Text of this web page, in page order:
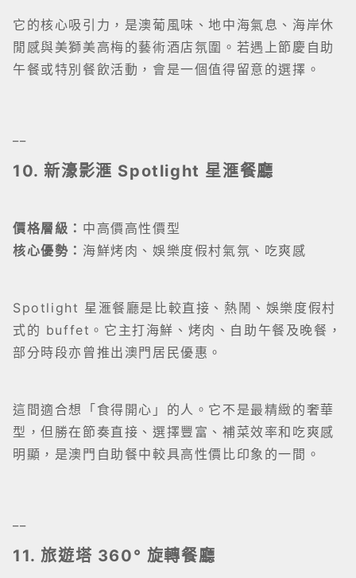
它的核心吸引力，是澳葡風味、地中海氣息、海岸休
閒感與美獅美高梅的藝術酒店氛圍。若遇上節慶自助
午餐或特別餐飲活動，會是一個值得留意的選擇。
10. 新濠影滙 Spotlight 星滙餐廳
價格層級： 中高價高性價型
核心優勢： 海鮮烤肉、娛樂度假村氣氛、吃爽感
Spotlight 星滙餐廳是比較直接、熱鬧、娛樂度假村
式的 buffet。它主打海鮮、烤肉、自助午餐及晚餐，
部分時段亦曾推出澳門居民優惠。
這間適合想「食得開心」的人。它不是最精緻的奢華
型，但勝在節奏直接、選擇豐富、補菜效率和吃爽感
明顯，是澳門自助餐中較具高性價比印象的一間。
11. 旅遊塔 360° 旋轉餐廳